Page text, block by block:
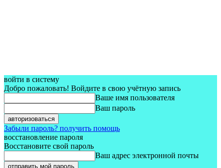
войти в систему
Добро пожаловать! Войдите в свою учётную запись
Ваше имя пользователя
Ваш пароль
Забыли пароль? получить помощь
восстановление пароля
Восстановите свой пароль
Ваш адрес электронной почты